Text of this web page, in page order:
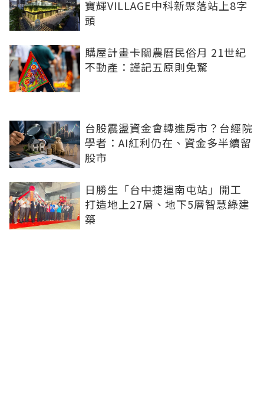
寶輝VILLAGE中科新聚落站上8字
頭
購屋計畫卡關農曆民俗月 21世紀
不動產：謹記五原則免驚
台股震盪資金會轉進房市？台經院
學者：AI紅利仍在、資金多半續留
股市
日勝生「台中捷運南屯站」開工
打造地上27層、地下5層智慧綠建
築